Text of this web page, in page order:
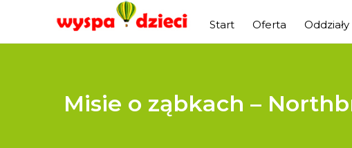
Start Oferta Oddziały
Misie o ząbkach –